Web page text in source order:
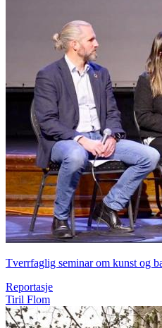
Tverrfaglig seminar om kunst og
Reportasje
Tiril Flom